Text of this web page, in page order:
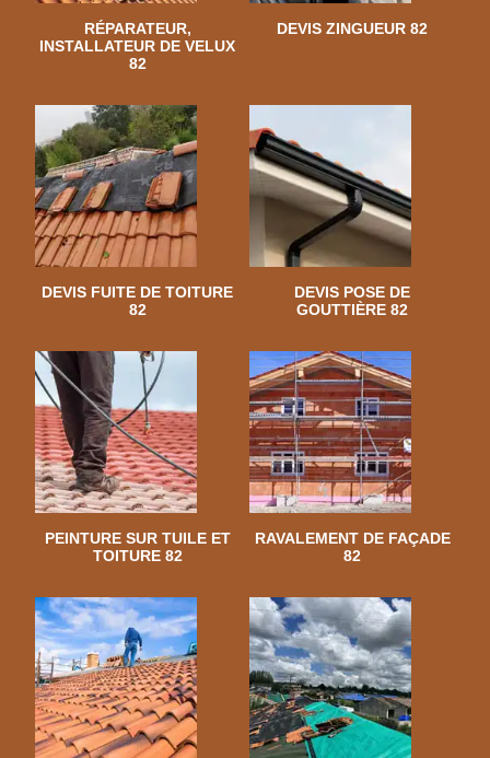
RÉPARATEUR,
INSTALLATEUR DE VELUX
82
DEVIS ZINGUEUR 82
DEVIS FUITE DE TOITURE
82
DEVIS POSE DE
GOUTTIÈRE 82
PEINTURE SUR TUILE ET
TOITURE 82
RAVALEMENT DE FAÇADE
82